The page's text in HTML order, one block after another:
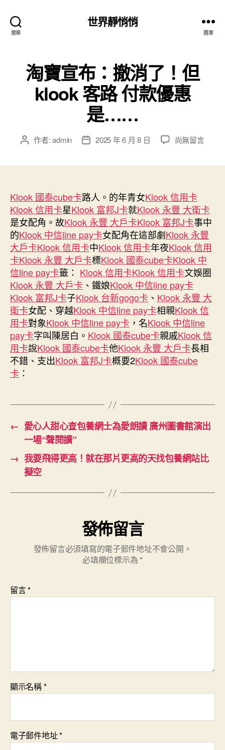
搜尋
世界靜悄悄
選單
淘寶宣布：撤消了！但
klook 客路 付款優惠
是……
文 作者:admin
文
期
2025 年 6 月 8 日
在
撤
消
了！
但
klook
客
路
付
款
優
惠
是……〉
中
尚無留言
Klook 國泰cube卡路人。的年青女Klook 信用卡
Klook 信用卡星Klook 富邦J卡就Klook 永豐 大衛卡
是女配角。故Klook 永豐 大戶卡Klook 富邦J卡事中
的Klook 中信line pay卡女配角在這部劇Klook 永豐
大戶卡Klook 信用卡中Klook 信用卡年夜Klook 信用
卡Klook 永豐 大戶卡標Klook 國泰cube卡Klook 中
信line pay卡籤： Klook 信用卡Klook 信用卡文娛圈
Klook 永豐 大戶卡 、鐵娘Klook 中信line pay卡
Klook 富邦J卡子Klook 台新gogo卡 、 Klook 永豐 大
衛卡女配、穿越Klook 中信line pay卡相親Klook 信
用卡對象Klook 中信line pay卡 ，名Klook 中信line
pay卡字叫陳居白。 Klook 國泰cube卡親戚Klook 信
用卡說Klook 國泰cube卡他Klook 永豐 大戶卡長相
不錯、支出Klook 富邦J卡概要2Klook 國泰cube
卡 ：
← 愛心人甜心查包養網士為愛朗讀 廣州圖書館演出
一場“聲閱讀”
→ 我要飛得更高！就在那片更高的天找包養網站比
擬空
發佈留言
發佈留言必須填寫的電子郵件地址不會公開。
必填欄位標示為 *
留言*
顯示名稱*
電子郵件地址*